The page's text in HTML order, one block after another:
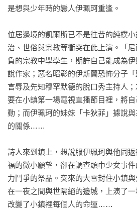
是想與少年時的戀人伊珮珂重逢。
位居邊境的凱爾斯已不是往昔的純樸
治、世俗與宗教等衝突在此上演。「
負的宗教中學學生，期許自己能成為
說作家；惡名昭彰的伊斯蘭恐怖分子
言辱及先知穆罕默德的脫口秀主持人；
要在小鎮第一場電視直播節目裡，將
動；而伊珮珂的妹妹「卡狄菲」據說
的關係……
詩人來到鎮上，想說服伊珮珂與他同
福的微小願望，卻在調查頭巾少女事
力鬥爭的祭品。突來的大雪封住小鎮
在一夜之間與世隔絕的邊城，上演了一
改變了小鎮裡每個人的命運……